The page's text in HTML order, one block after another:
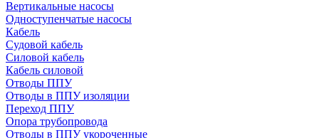
Вертикальные насосы
Одноступенчатые насосы
Кабель
Судовой кабель
Силовой кабель
Кабель силовой
Отводы ППУ
Отводы в ППУ изоляции
Переход ППУ
Опора трубопровода
Отводы в ППУ укороченные